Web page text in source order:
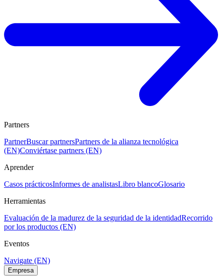
Partners
PartnerBuscar partnersPartners de la alianza tecnológica
(EN)Conviértase partners (EN)
Aprender
Casos prácticosInformes de analistasLibro blancoGlosario
Herramientas
Evaluación de la madurez de la seguridad de la identidadRecorrido
por los productos (EN)
Eventos
Navigate (EN)
Empresa